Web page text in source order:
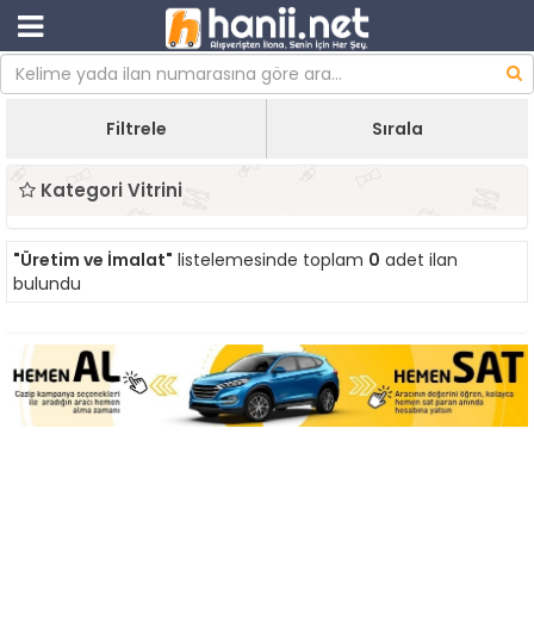
Filtrele Sırala
Kategori Vitrini
"Üretim ve İmalat" listelemesinde toplam 0 adet ilan
bulundu